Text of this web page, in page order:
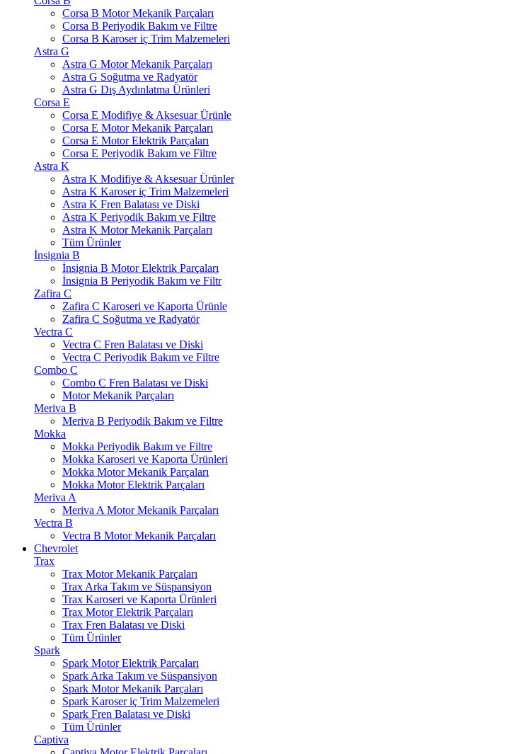
Corsa B Motor Mekanik Parçaları
Corsa B Periyodik Bakım ve Filtre
Corsa B Karoser iç Trim Malzemeleri
Astra G
Astra G Motor Mekanik Parçaları
Astra G Soğutma ve Radyatör
Astra G Dış Aydınlatma Ürünleri
Corsa E
Corsa E Modifiye & Aksesuar Ürünle
Corsa E Motor Mekanik Parçaları
Corsa E Motor Elektrik Parçaları
Corsa E Periyodik Bakım ve Filtre
Astra K
Astra K Modifiye & Aksesuar Ürünler
Astra K Karoser iç Trim Malzemeleri
Astra K Fren Balatası ve Diski
Astra K Periyodik Bakım ve Filtre
Astra K Motor Mekanik Parçaları
Tüm Ürünler
İnsignia B
İnsignia B Motor Elektrik Parçaları
İnsignia B Periyodik Bakım ve Filtr
Zafira C
Zafira C Karoseri ve Kaporta Ürünle
Zafira C Soğutma ve Radyatör
Vectra C
Vectra C Fren Balatası ve Diski
Vectra C Periyodik Bakım ve Filtre
Combo C
Combo C Fren Balatası ve Diski
Motor Mekanik Parçaları
Meriva B
Meriva B Periyodik Bakım ve Filtre
Mokka
Mokka Periyodik Bakım ve Filtre
Mokka Karoseri ve Kaporta Ürünleri
Mokka Motor Mekanik Parçaları
Mokka Motor Elektrik Parçaları
Meriva A
Meriva A Motor Mekanik Parçaları
Vectra B
Vectra B Motor Mekanik Parçaları
Chevrolet
Trax
Trax Motor Mekanik Parçaları
Trax Arka Takım ve Süspansiyon
Trax Karoseri ve Kaporta Ürünleri
Trax Motor Elektrik Parçaları
Trax Fren Balatası ve Diski
Tüm Ürünler
Spark
Spark Motor Elektrik Parçaları
Spark Arka Takım ve Süspansiyon
Spark Motor Mekanik Parçaları
Spark Karoser iç Trim Malzemeleri
Spark Fren Balatası ve Diski
Tüm Ürünler
Captiva